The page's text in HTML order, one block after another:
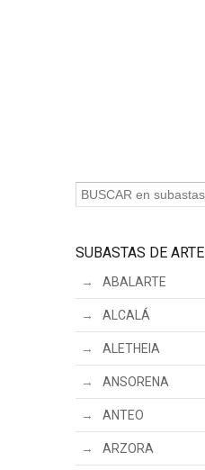
SUBASTAS DE ARTE
ABALARTE
ALCALÁ
ALETHEIA
ANSORENA
ANTEO
ARZORA